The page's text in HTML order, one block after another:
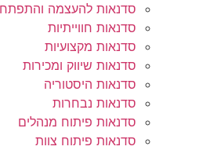
סדנאות להעצמה
סדנאות חווייתיות
סדנאות מקצועיות
סדנאות שיווק ומכירות
סדנאות היסטוריה
סדנאות נבחרות
סדנאות פיתוח מנהלים
סדנאות פיתוח צוות